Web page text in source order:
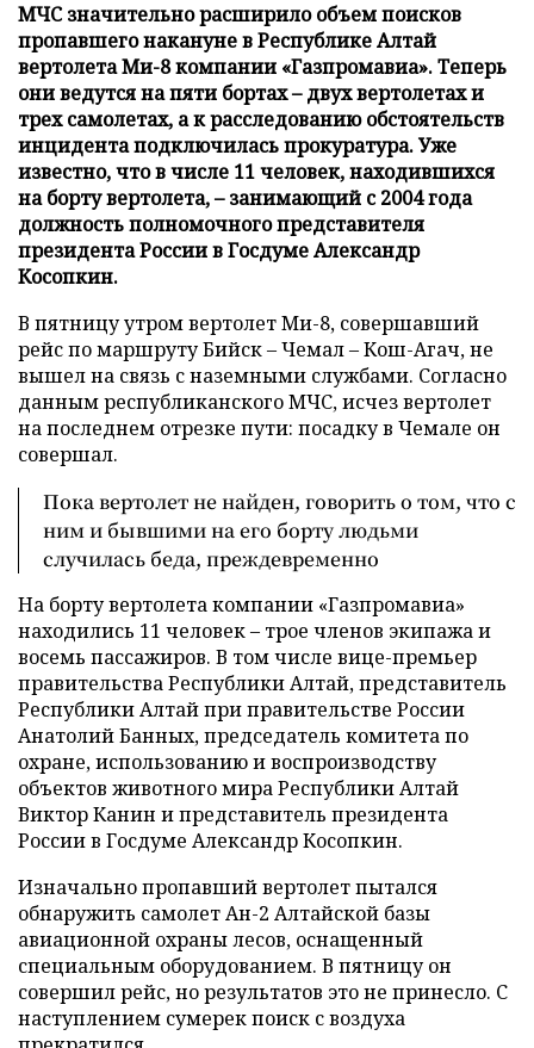
МЧС значительно расширило объем поисков
пропавшего накануне в Республике Алтай
вертолета Ми-8 компании «Газпромавиа». Теперь
они ведутся на пяти бортах – двух вертолетах и
трех самолетах, а к расследованию обстоятельств
инцидента подключилась прокуратура. Уже
известно, что в числе 11 человек, находившихся
на борту вертолета, – занимающий с 2004 года
должность полномочного представителя
президента России в Госдуме Александр
Косопкин.
В пятницу утром вертолет Ми-8, совершавший
рейс по маршруту Бийск – Чемал – Кош-Агач, не
вышел на связь с наземными службами. Согласно
данным республиканского МЧС, исчез вертолет
на последнем отрезке пути: посадку в Чемале он
совершал.
Пока вертолет не найден, говорить о том, что с
ним и бывшими на его борту людьми
случилась беда, преждевременно
На борту вертолета компании «Газпромавиа»
находились 11 человек – трое членов экипажа и
восемь пассажиров. В том числе вице-премьер
правительства Республики Алтай, представитель
Республики Алтай при правительстве России
Анатолий Банных, председатель комитета по
охране, использованию и воспроизводству
объектов животного мира Республики Алтай
Виктор Канин и представитель президента
России в Госдуме Александр Косопкин.
Изначально пропавший вертолет пытался
обнаружить самолет Ан-2 Алтайской базы
авиационной охраны лесов, оснащенный
специальным оборудованием. В пятницу он
совершил рейс, но результатов это не принесло. С
наступлением сумерек поиск с воздуха